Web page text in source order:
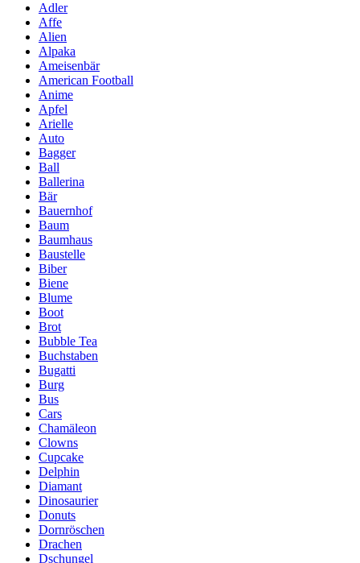
Adler
Affe
Alien
Alpaka
Ameisenbär
American Football
Anime
Apfel
Arielle
Auto
Bagger
Ball
Ballerina
Bär
Bauernhof
Baum
Baumhaus
Baustelle
Biber
Biene
Blume
Boot
Brot
Bubble Tea
Buchstaben
Bugatti
Burg
Bus
Cars
Chamäleon
Clowns
Cupcake
Delphin
Diamant
Dinosaurier
Donuts
Dornröschen
Drachen
Dschungel